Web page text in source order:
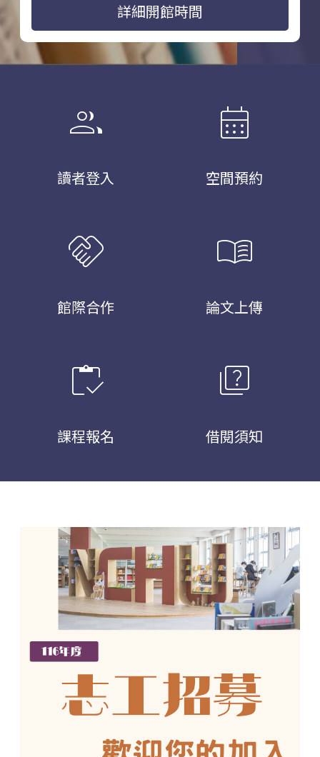
詳細開館時間
group
讀者登入
calendar_month
空間預約
handshake
館際合作
menu_book
論文上傳
inventory
課程報名
quiz
借閱須知